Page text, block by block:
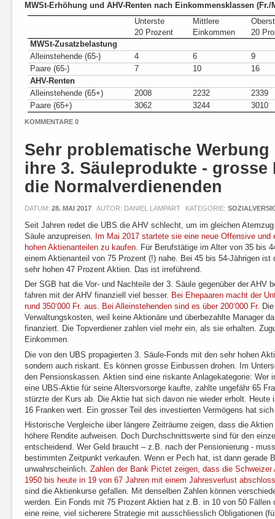
MWSt-Erhöhung und AHV-Renten nach Einkommensklassen (Fr./
Unterste
20 Prozent
Mittlere
Einkommen
20
MWSt-Zusatzbelastung
Alleinstehende (65-)
4 6
9
Paare (65-)
7 10
16
AHV-Renten
Alleinstehende (65+)
2008 2232
2339
Paare (65+)
3062 3244 3010
KOMMENTARE 0
Sehr problematische Werbung
ihre 3. Säuleprodukte - grosse
die Normalverdienenden
DATUM: 28. MAI 2017 AUTOR: DANIEL LAMPART KATEGORIE:
Seit Jahren redet die UBS die AHV schlecht, um im gleichen
Säule anzupreisen.
Im Mai 2017 startete sie eine neue Offensive
hohen Aktienanteilen zu kaufen . Für Berufstätige im Alter von 35 bis
einem Aktienanteil von 75 Prozent (!) nahe. Bei 45 bis 54-Jährigen ist
sehr hohen 47 Prozent Aktien. Das ist irreführend.
Der SGB hat die Vor- und Nachteile der 3. Säule gegenüber der AHV
fahren mit der AHV finanziell viel besser. Bei Ehepaaren macht der
rund 350‘000 Fr. aus. Bei Alleinstehenden sind es über 200‘000 Fr.
Verwaltungskosten, weil keine Aktionäre und überbezahlte Manager
finanziert. Die Topverdiener zahlen viel mehr ein, als sie erhalten.
Einkommen.
Die von den UBS propagierten 3. Säule-Fonds mit den sehr hohen
sondern auch riskant. Es können grosse Einbussen drohen. Im
den Pensionskassen. Aktien sind eine riskante Anlagekategorie: Wer
eine UBS-Aktie für seine Altersvorsorge kaufte, zahlte ungefähr 65
stürzte der Kurs ab. Die Aktie hat sich davon nie wieder erholt. Heute
16 Franken wert. Ein grosser Teil des investierten Vermögens hat
Historische Vergleiche über längere Zeiträume zeigen, dass die
höhere Rendite aufweisen. Doch Durchschnittswerte sind für den
entscheidend. Wer Geld braucht – z.B. nach der Pensionierung -
bestimmten Zeitpunkt verkaufen. Wenn er Pech hat, ist dann gerade
unwahrscheinlich. Zahlen der Bank Pictet zeigen, dass die
1950 bis heute in 19 von 67 Jahren mit einem Jahresverlust abschloss
sind die Aktienkurse gefallen. Mit denselben Zahlen können
werden. Ein Fonds mit 75 Prozent Aktien hat z.B. in 10 von 50 Fällen
eine reine, viel sicherere Strategie mit ausschliesslich Obligationen